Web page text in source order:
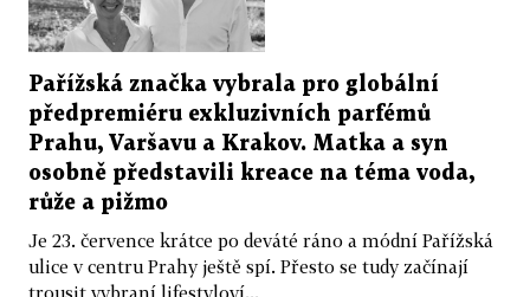
Pařížská značka vybrala pro globální
předpremiéru exkluzivních parfémů
Prahu, Varšavu a Krakov. Matka a syn
osobně představili kreace na téma voda,
růže a pižmo
Je 23. července krátce po deváté ráno a módní Pařížská
ulice v centru Prahy ještě spí. Přesto se tudy začínají
trousit vybraní lifestyloví...